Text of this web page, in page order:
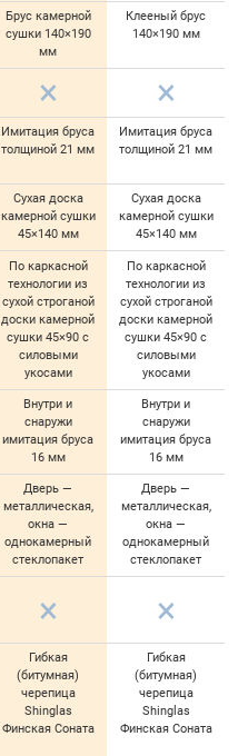
Брус камерной
сушки 140×190
мм
Клееный брус
140×190 мм
Имитация бруса
толщиной 21 мм
Имитация бруса
толщиной 21 мм
Сухая доска
камерной сушки
45×140 мм
Сухая доска
камерной сушки
45×140 мм
По каркасной
технологии из
сухой строганой
доски камерной
сушки 45×90 с
силовыми
укосами
По каркасной
технологии из
сухой строганой
доски камерной
сушки 45×90 с
силовыми
укосами
Внутри и
снаружи
имитация бруса
16 мм
Внутри и
снаружи
имитация бруса
16 мм
Дверь —
металлическая,
окна —
однокамерный
стеклопакет
Дверь —
металлическая,
окна —
однокамерный
стеклопакет
Гибкая
(битумная)
черепица
Shinglas
Финская Соната
Гибкая
(битумная)
черепица
Shinglas
Финская Соната